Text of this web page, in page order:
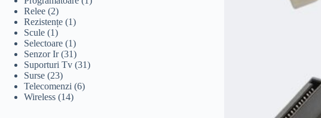
Relee (2)
Rezistențe (1)
Scule (1)
Selectoare (1)
Senzor Ir (31)
Suporturi Tv (31)
Surse (23)
Telecomenzi (6)
Wireless (14)